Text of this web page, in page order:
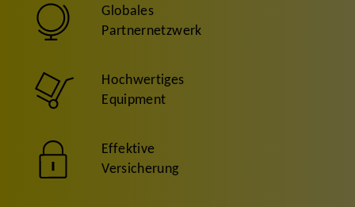
Globales
Partnernetzwerk
Hochwertiges
Equipment
Effektive
Versicherung